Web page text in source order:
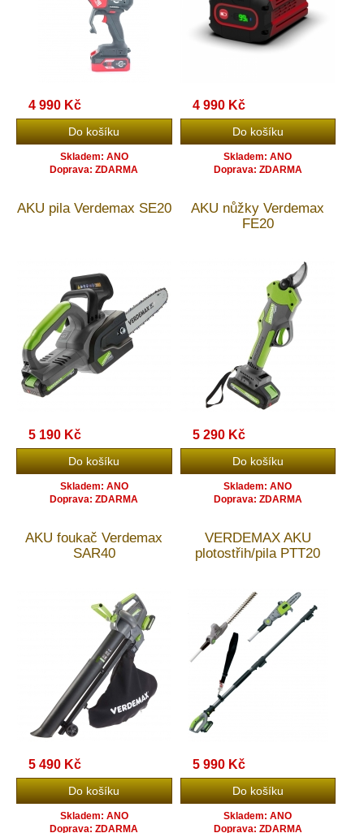
4 990 Kč
Skladem: ANO
Doprava: ZDARMA
4 990 Kč
Skladem: ANO
Doprava: ZDARMA
AKU pila Verdemax SE20
5 190 Kč
Skladem: ANO
Doprava: ZDARMA
AKU nůžky Verdemax
FE20
5 290 Kč
Skladem: ANO
Doprava: ZDARMA
AKU foukač Verdemax
SAR40
5 490 Kč
Skladem: ANO
Doprava: ZDARMA
VERDEMAX AKU
plotostřih/pila PTT20
5 990 Kč
Skladem: ANO
Doprava: ZDARMA